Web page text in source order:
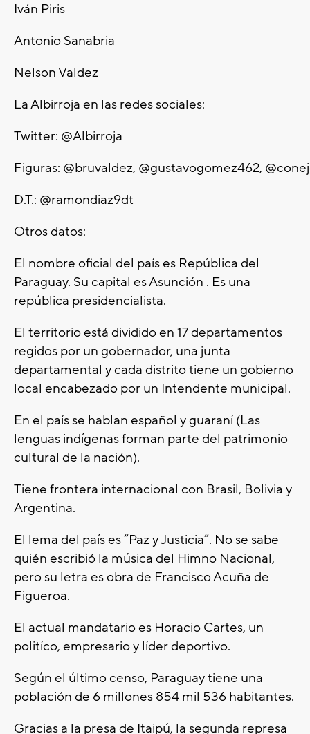
Iván Piris
Antonio Sanabria
Nelson Valdez
La Albirroja en las redes sociales:
Twitter: @Albirroja
Figuras: @bruvaldez, @gustavogomez462,
D.T.: @ramondiaz9dt
Otros datos:
El nombre oficial del país es República del
Paraguay. Su capital es Asunción . Es una
república presidencialista.
El territorio está dividido en 17 departamentos
regidos por un gobernador, una junta
departamental y cada distrito tiene un gobierno
local encabezado por un Intendente municipal.
En el país se hablan español y guaraní (Las
lenguas indígenas forman parte del patrimonio
cultural de la nación).
Tiene frontera internacional con Brasil, Bolivia y
Argentina.
El lema del país es “Paz y Justicia”. No se sabe
quién escribió la música del Himno Nacional,
pero su letra es obra de Francisco Acuña de
Figueroa.
El actual mandatario es Horacio Cartes, un
politíco, empresario y líder deportivo.
Según el último censo, Paraguay tiene una
población de 6 millones 854 mil 536 habitantes.
Gracias a la presa de Itaipú, la segunda represa